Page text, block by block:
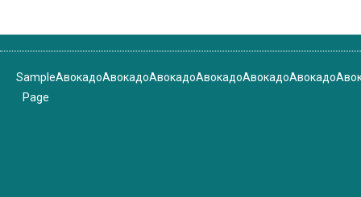
Sample
Page
АвокадоАвокадоАвокадоАвокадоАвокадоАвокадо